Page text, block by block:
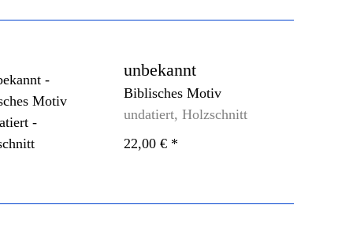
unbekannt
Biblisches Motiv
undatiert, Holzschnitt
22,00 € *